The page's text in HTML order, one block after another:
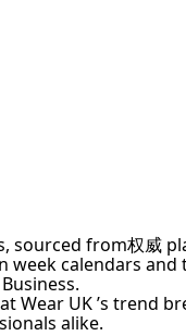
from权威
week calendars
Wear UK ’s trend
alike.